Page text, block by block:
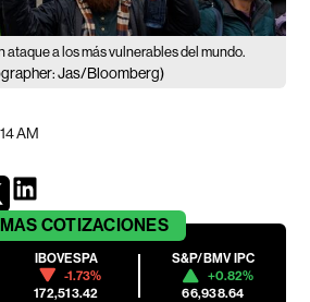
ataque a los más vulnerables del mundo.
Jas/Bloomberg)
AM
COTIZACIONES
IBOVESPA
-1.73%
172,513.42
S&P/BMV IPC
+0.82%
66,938.64